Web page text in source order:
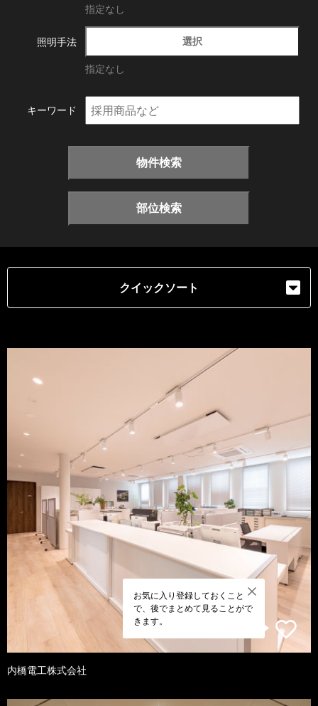
指定なし
照明手法 選択
指定なし
キーワード
物件検索
部位検索
クイックソート
お気に入り登録しておくこと
で、後でまとめて見ることがで
きます。
内橋電工株式会社